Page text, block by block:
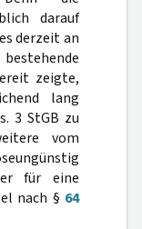
darauf
derzeit an
zeigte,
lang
3 StGB zu
vom
für eine
nach § 64